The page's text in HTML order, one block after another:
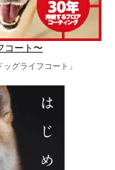
コート〜
グライフコート」